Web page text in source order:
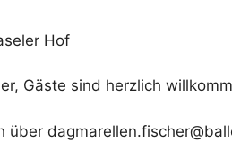
Hof
Gäste sind herzlich
über